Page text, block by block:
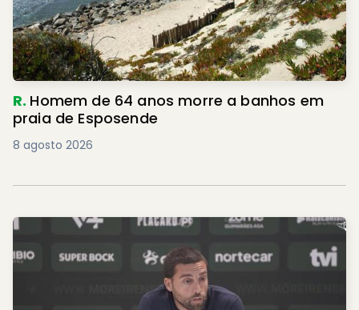
R. Homem de 64 anos morre a banhos em
praia de Esposende
8 agosto 2026